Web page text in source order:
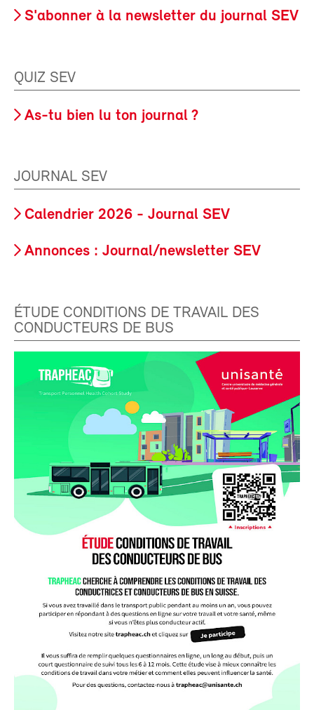
S'abonner à la newsletter du journal SEV
QUIZ SEV
As-tu bien lu ton journal ?
JOURNAL SEV
Calendrier 2026 - Journal SEV
Annonces : Journal/newsletter SEV
ÉTUDE CONDITIONS DE TRAVAIL DES
CONDUCTEURS DE BUS